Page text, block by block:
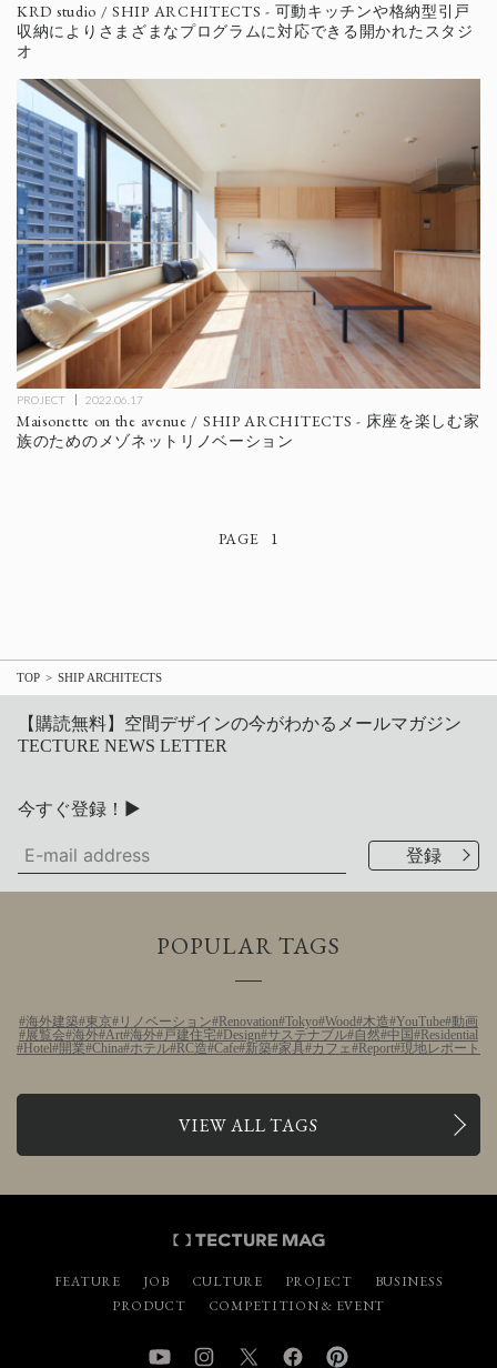
KRD studio / SHIP ARCHITECTS - 可動キッチンや格納型引戸
収納によりさまざまなプログラムに対応できる開かれたスタジ
オ
PROJECT 2022.06.17
Maisonette on the avenue / SHIP ARCHITECTS - 床座を楽しむ家
族のためのメゾネットリノベーション
1
TOP SHIP ARCHITECTS
【購読無料】空間デザインの今がわかるメールマガジン
TECTURE NEWS LETTER
今すぐ登録！▶
POPULAR TAGS
海外建築 東京 リノベーション Renovation Tokyo Wood 木造 YouTube 動画
展覧会 海外 Art 海外 戸建住宅 Design サステナブル 自然 中国
Residential
Hotel 開業 China ホテル RC造 Cafe 新築 家具 カフェ Report 現地レポート
VIEW ALL TAGS
FEATURE JOB CULTURE PROJECT
BUSINESS
PRODUCT
COMPETITION & EVENT
YouTube InstagramTwitter Facebook